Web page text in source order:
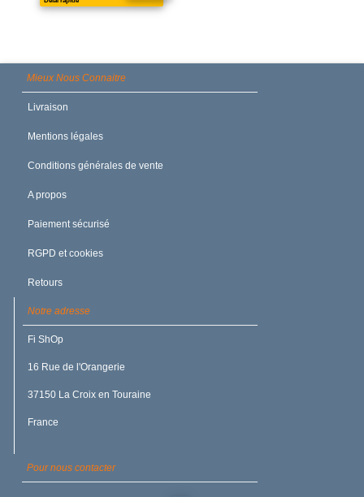
JOINT U / PISTON 5X9X2.5
Bleu 91
Mieux Nous Connaitre
Livraison
Mentions légales
Conditions générales de vente
A propos
Paiement sécurisé
RGPD et cookies
Retours
Notre adresse
Fi ShOp
16 Rue de l'Orangerie
37150 La Croix en Touraine
France
Pour nous contacter